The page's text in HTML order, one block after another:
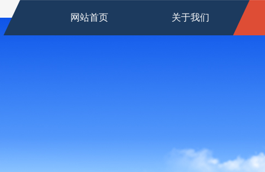
网站首页 关于我们